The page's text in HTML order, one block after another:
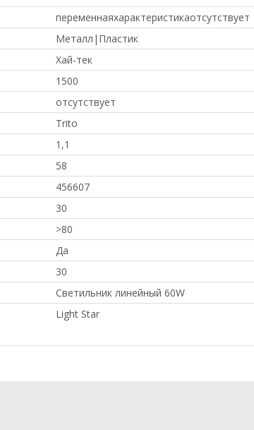
переменнаяхарактеристикаотсутствует
Металл|Пластик
Хай-тек
1500
отсутствует
Trito
1,1
58
456607
30
>80
Да
30
Светильник линейный 60W
Light Star